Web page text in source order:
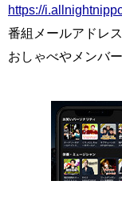
https://
番組メールアドレス
おしゃべやメンバ